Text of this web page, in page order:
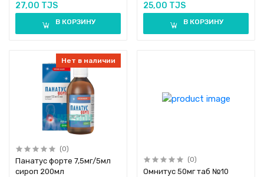
27,00 TJS
В КОРЗИНУ
25,00 TJS
В КОРЗИНУ
Нет в наличии
(0)
Панатус форте 7,5мг/5мл
сироп 200мл
(0)
Омнитус 50мг таб №10